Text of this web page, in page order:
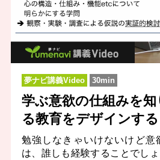
夢ナビ講義Video 30min
学ぶ意欲の仕組みを
る教育をデザインする
勉強しなきゃいけないけど意
は、誰しも経験することでし